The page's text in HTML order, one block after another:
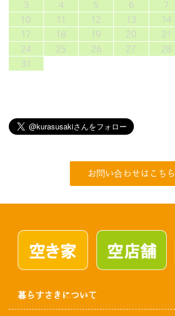
3
4 5 6 7
10
11 12 13 14
17
18 19 20 21
24
25 26 27 28
31
お問い合わせはこちら
暮らすさきについて